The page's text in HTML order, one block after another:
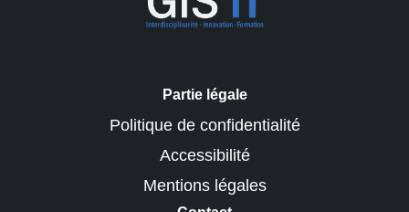
Partie légale
Politique de confidentialité
Accessibilité
Mentions légales